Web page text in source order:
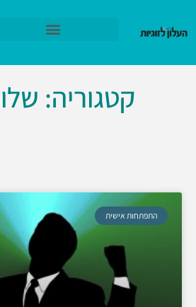
קטגוריה:
התפתחות אישית